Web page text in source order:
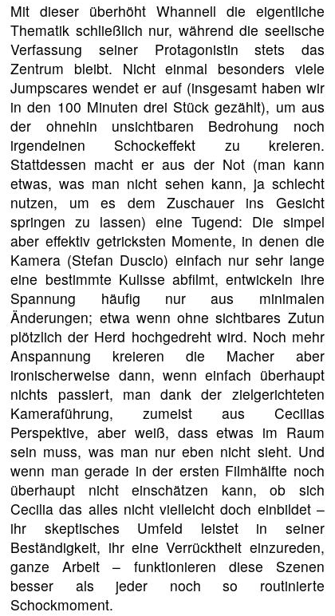
Mit dieser überhöht Whannell die eigentliche
Thematik schließlich nur, während die seelische
Verfassung seiner Protagonistin stets das
Zentrum bleibt. Nicht einmal besonders viele
Jumpscares wendet er auf (insgesamt haben wir
in den 100 Minuten drei Stück gezählt), um aus
der ohnehin unsichtbaren Bedrohung noch
irgendeinen Schockeffekt zu kreieren.
Stattdessen macht er aus der Not (man kann
etwas, was man nicht sehen kann, ja schlecht
nutzen, um es dem Zuschauer ins Gesicht
springen zu lassen) eine Tugend: Die simpel
aber effektiv getricksten Momente, in denen die
Kamera (Stefan Duscio) einfach nur sehr lange
eine bestimmte Kulisse abfilmt, entwickeln ihre
Spannung häufig nur aus minimalen
Änderungen; etwa wenn ohne sichtbares Zutun
plötzlich der Herd hochgedreht wird. Noch mehr
Anspannung kreieren die Macher aber
ironischerweise dann, wenn einfach überhaupt
nichts passiert, man dank der zielgerichteten
Kameraführung, zumeist aus Cecilias
Perspektive, aber weiß, dass etwas im Raum
sein muss, was man nur eben nicht sieht. Und
wenn man gerade in der ersten Filmhälfte noch
überhaupt nicht einschätzen kann, ob sich
Cecilia das alles nicht vielleicht doch einbildet –
ihr skeptisches Umfeld leistet in seiner
Beständigkeit, ihr eine Verrücktheit einzureden,
ganze Arbeit – funktionieren diese Szenen
besser als jeder noch so routinierte
Schockmoment.